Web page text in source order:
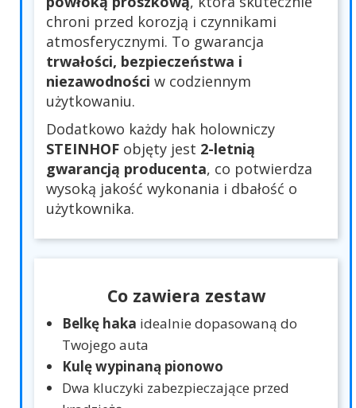
chroni przed korozją i czynnikami
atmosferycznymi. To gwarancja
trwałości, bezpieczeństwa i
niezawodności w codziennym
użytkowaniu.
Dodatkowo każdy hak holowniczy
STEINHOF objęty jest 2-letnią
gwarancją producenta, co potwierdza
wysoką jakość wykonania i dbałość o
użytkownika.
Co zawiera zestaw
Belkę haka idealnie dopasowaną do
Twojego auta
Kulę wypinaną pionowo
Dwa kluczyki zabezpieczające przed